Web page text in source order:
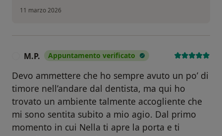
11 marzo 2026
M.P. Appuntamento verificato
Devo ammettere che ho sempre avuto un po’ di
timore nell’andare dal dentista, ma qui ho
trovato un ambiente talmente accogliente che
mi sono sentita subito a mio agio. Dal primo
momento in cui Nella ti apre la porta e ti